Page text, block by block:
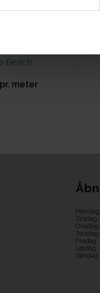
Beach
meter
Mandag
Tirsdag
Onsdag
Torsdag
Fredag
Lørdag
Søndag